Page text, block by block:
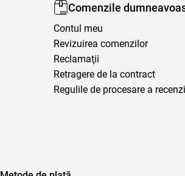
Comenzile
Contul meu
Revizuirea comenzilor
Reclamaţii
Retragere de la contract
Regulile de procesare a